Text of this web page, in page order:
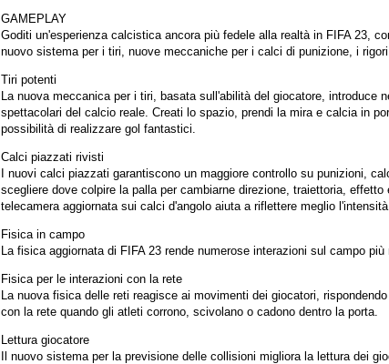
GAMEPLAY
Goditi un'esperienza calcistica ancora più fedele alla realtà in FIFA 23,
nuovo sistema per i tiri, nuove meccaniche per i calci di punizione, i
Tiri potenti
La nuova meccanica per i tiri, basata sull'abilità del giocatore, introduce
spettacolari del calcio reale. Creati lo spazio, prendi la mira e calcia in
possibilità di realizzare gol fantastici.
Calci piazzati rivisti
I nuovi calci piazzati garantiscono un maggiore controllo su punizioni,
scegliere dove colpire la palla per cambiarne direzione, traiettoria,
telecamera aggiornata sui calci d'angolo aiuta a riflettere meglio
Fisica in campo
La fisica aggiornata di FIFA 23 rende numerose interazioni sul campo
Fisica per le interazioni con la rete
La nuova fisica delle reti reagisce ai movimenti dei giocatori,
con la rete quando gli atleti corrono, scivolano o cadono dentro la porta.
Lettura giocatore
Il nuovo sistema per la previsione delle collisioni migliora la lettura dei